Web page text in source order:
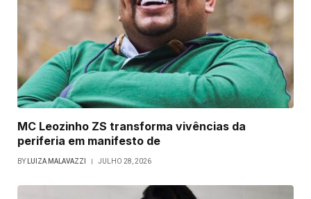
MC Leozinho ZS transforma vivências da
periferia em manifesto de
BY LUIZA MALAVAZZI JULHO 28, 2026